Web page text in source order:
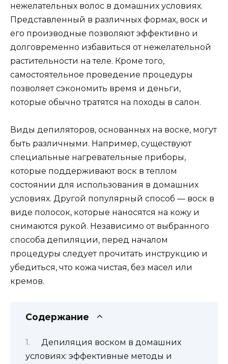
нежелательных волос в домашних условиях.
Представленный в различных формах, воск и
его производные позволяют эффективно и
долговременно избавиться от нежелательной
растительности на теле. Кроме того,
самостоятельное проведение процедуры
позволяет сэкономить время и деньги,
которые обычно тратятся на походы в салон.
Виды депиляторов, основанных на воске, могут
быть различными. Например, существуют
специальные нагревательные приборы,
которые поддерживают воск в теплом
состоянии для использования в домашних
условиях. Другой популярный способ — воск в
виде полосок, которые наносятся на кожу и
снимаются рукой. Независимо от выбранного
способа депиляции, перед началом
процедуры следует прочитать инструкцию и
убедиться, что кожа чистая, без масел или
кремов.
Содержание
Депиляция воском в домашних
условиях: эффективные методы и